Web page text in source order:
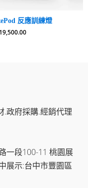
反應訓練燈
19,500.00
.政府採購.經銷代理
一段100-11 桃園展
展示:台中市豐園區